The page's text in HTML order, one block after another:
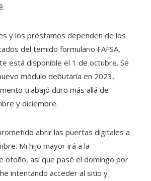
y los préstamos dependen de los
del temido formulario FAFSA,
está disponible el 1 de octubre. Se
módulo debutaría en 2023,
trabajó duro más allá de
y diciembre.
abrir las puertas digitales a
Mi hijo mayor irá a la
otoño, así que pasé el domingo por
intentando acceder al sitio y